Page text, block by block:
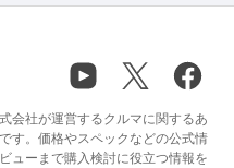
会社が運営するクルマに関するあ
す。価格やスペックなどの公式情
ューまで購入検討に役立つ情報を